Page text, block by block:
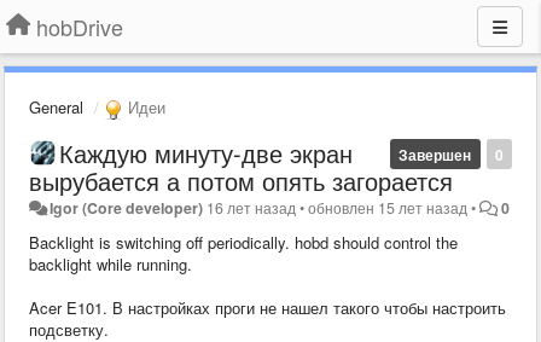
hobDrive
General Идеи
0
Завершен
Каждую минуту-две экран
вырубается а потом опять загорается
Igor (Core developer) 16 лет назад •обновлен 15 лет назад • 0
Backlight is switching off periodically. hobd should control the
backlight while running.
Acer E101. В настройках проги не нашел такого чтобы настроить
подсветку.